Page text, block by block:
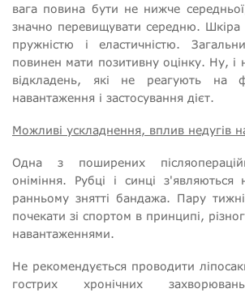
вага повина бути не нижче
значно перевищувати середню. Шкіра
пружністю і еластичністю.
повинен мати позитивну оцінку. Ну, і
відкладень, які не реагують на
навантаження і застосування дієт.
Можливі ускладнення, вплив недугів на
Одна з поширених
оніміння. Рубці і синці
ранньому знятті бандажа. Пару
почекати зі спортом в принципі,
навантаженнями.
Не рекомендується проводити
гострих хронічних